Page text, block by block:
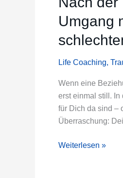
Umgang
Life Coaching,
Wenn eine
erst einmal still.
für Dich da sind –
Überraschung:
sich
die
vom
Umgang
mit
Freunden,
die
ghosten
Weiterlesen »